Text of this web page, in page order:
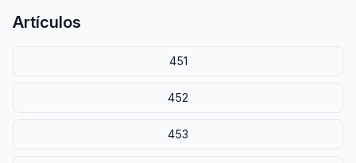
Artículos
451
452
453